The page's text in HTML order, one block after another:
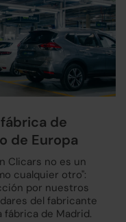
de
de Europa
Clicars no es un
cualquier otro":
por nuestros
del fabricante
de Madrid.